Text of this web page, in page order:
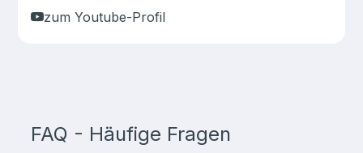
zum Youtube-Profil
FAQ - Häufige Fragen